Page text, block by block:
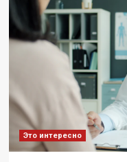
Это интересно